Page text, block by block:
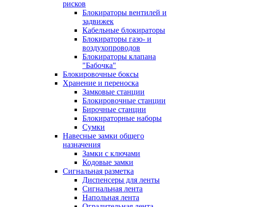
рисков
Блокираторы вентилей и
задвижек
Кабельные блокираторы
Блокираторы газо- и
воздухопроводов
Блокираторы клапана
"Бабочка"
Блокировочные боксы
Хранение и переноска
Замковые станции
Блокировочные станции
Бирочные станции
Блокираторные наборы
Сумки
Навесные замки общего
назначения
Замки с ключами
Кодовые замки
Сигнальная разметка
Диспенсеры для ленты
Сигнальная лента
Напольная лента